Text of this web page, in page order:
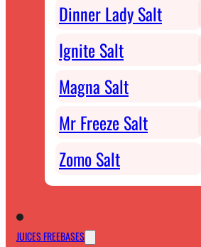
Dinner Lady Salt
Ignite Salt
Magna Salt
Mr Freeze Salt
Zomo Salt
JUICES FREEBASES